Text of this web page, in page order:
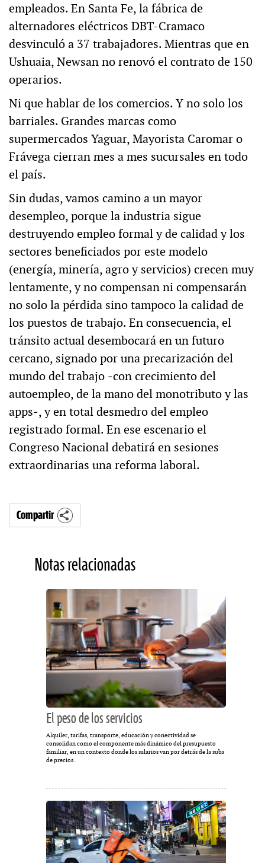
empleados. En Santa Fe, la fábrica de
alternadores eléctricos DBT-Cramaco
desvinculó a 37 trabajadores. Mientras que en
Ushuaia, Newsan no renovó el contrato de 150
operarios.
Ni que hablar de los comercios. Y no solo los
barriales. Grandes marcas como
supermercados Yaguar, Mayorista Caromar o
Frávega cierran mes a mes sucursales en todo
el país.
Sin dudas, vamos camino a un mayor
desempleo, porque la industria sigue
destruyendo empleo formal y de calidad y los
sectores beneficiados por este modelo
(energía, minería, agro y servicios) crecen muy
lentamente, y no compensan ni compensarán
no solo la pérdida sino tampoco la calidad de
los puestos de trabajo. En consecuencia, el
tránsito actual desembocará en un futuro
cercano, signado por una precarización del
mundo del trabajo ‒con crecimiento del
autoempleo, de la mano del monotributo y las
apps‒, y en total desmedro del empleo
registrado formal. En ese escenario el
Congreso Nacional debatirá en sesiones
extraordinarias una reforma laboral.
Compartir
Notas relacionadas
El peso de los servicios
Alquiler, tarifas, transporte, educación y conectividad se
consolidan como el componente más dinámico del presupuesto
familiar, en un contexto donde los salarios van por detrás de la suba
de precios.